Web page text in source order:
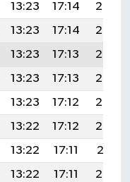
13:23 17:14
20:28
13:23 17:14
20:27
13:23 17:13
20:26
13:23 17:13
20:25
13:23 17:12
20:24
13:22 17:12
20:23
13:22 17:11
20:21
13:22 17:11
20:20